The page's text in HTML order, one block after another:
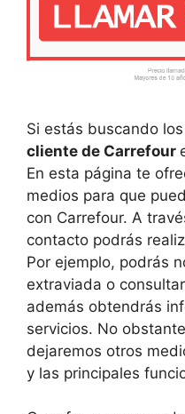
Si estás buscando los
cliente de Carrefour
En esta página te
medios para que
con Carrefour. A
contacto podrás
Por ejemplo, podrás
extraviada o
además obtendrás
servicios. No
dejaremos otros
y las principales